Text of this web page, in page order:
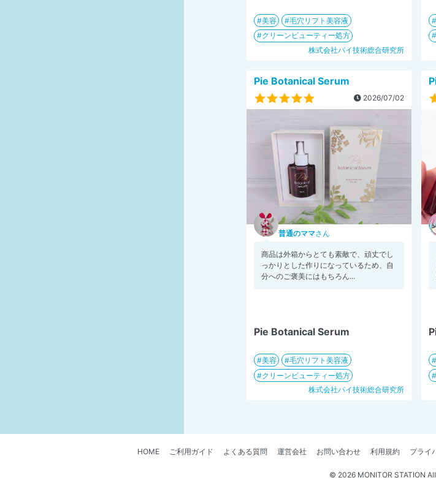
美容
毛穴リフト美容液
クリーンビューティー処方
株式会社パイ技術総合研究所
Pie Botanical Serum
2026/07/02
普通のママさん
商品は外箱からとても素敵で、頑丈でし
っかりとした作りになっているため、自
分へのご褒美にはもちろん...
Pie Botanical Serum
美容
毛穴リフト美容液
クリーンビューティー処方
株式会社パイ技術総合研究所
HOME ご利用ガイド よくある質問 運営会社 お問い合わせ 利用規約 プライ
© 2026 MONITOR STATION